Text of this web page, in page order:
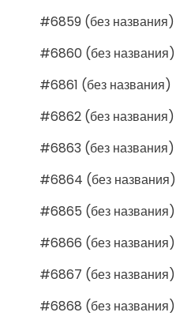
#6859 (без названия)
#6860 (без названия)
#6861 (без названия)
#6862 (без названия)
#6863 (без названия)
#6864 (без названия)
#6865 (без названия)
#6866 (без названия)
#6867 (без названия)
#6868 (без названия)